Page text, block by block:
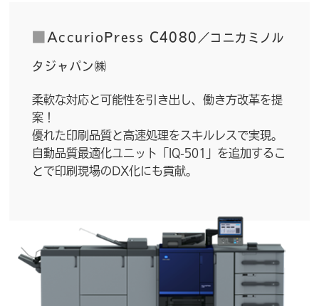
■AccurioPress C4080 ／コニカミノル
タジャパン㈱
柔軟な対応と可能性を引き出し、働き方改革を提
案！
優れた印刷品質と高速処理をスキルレスで実現。
自動品質最適化ユニット「IQ-501」を追加するこ
とで印刷現場のDX化にも貢献。